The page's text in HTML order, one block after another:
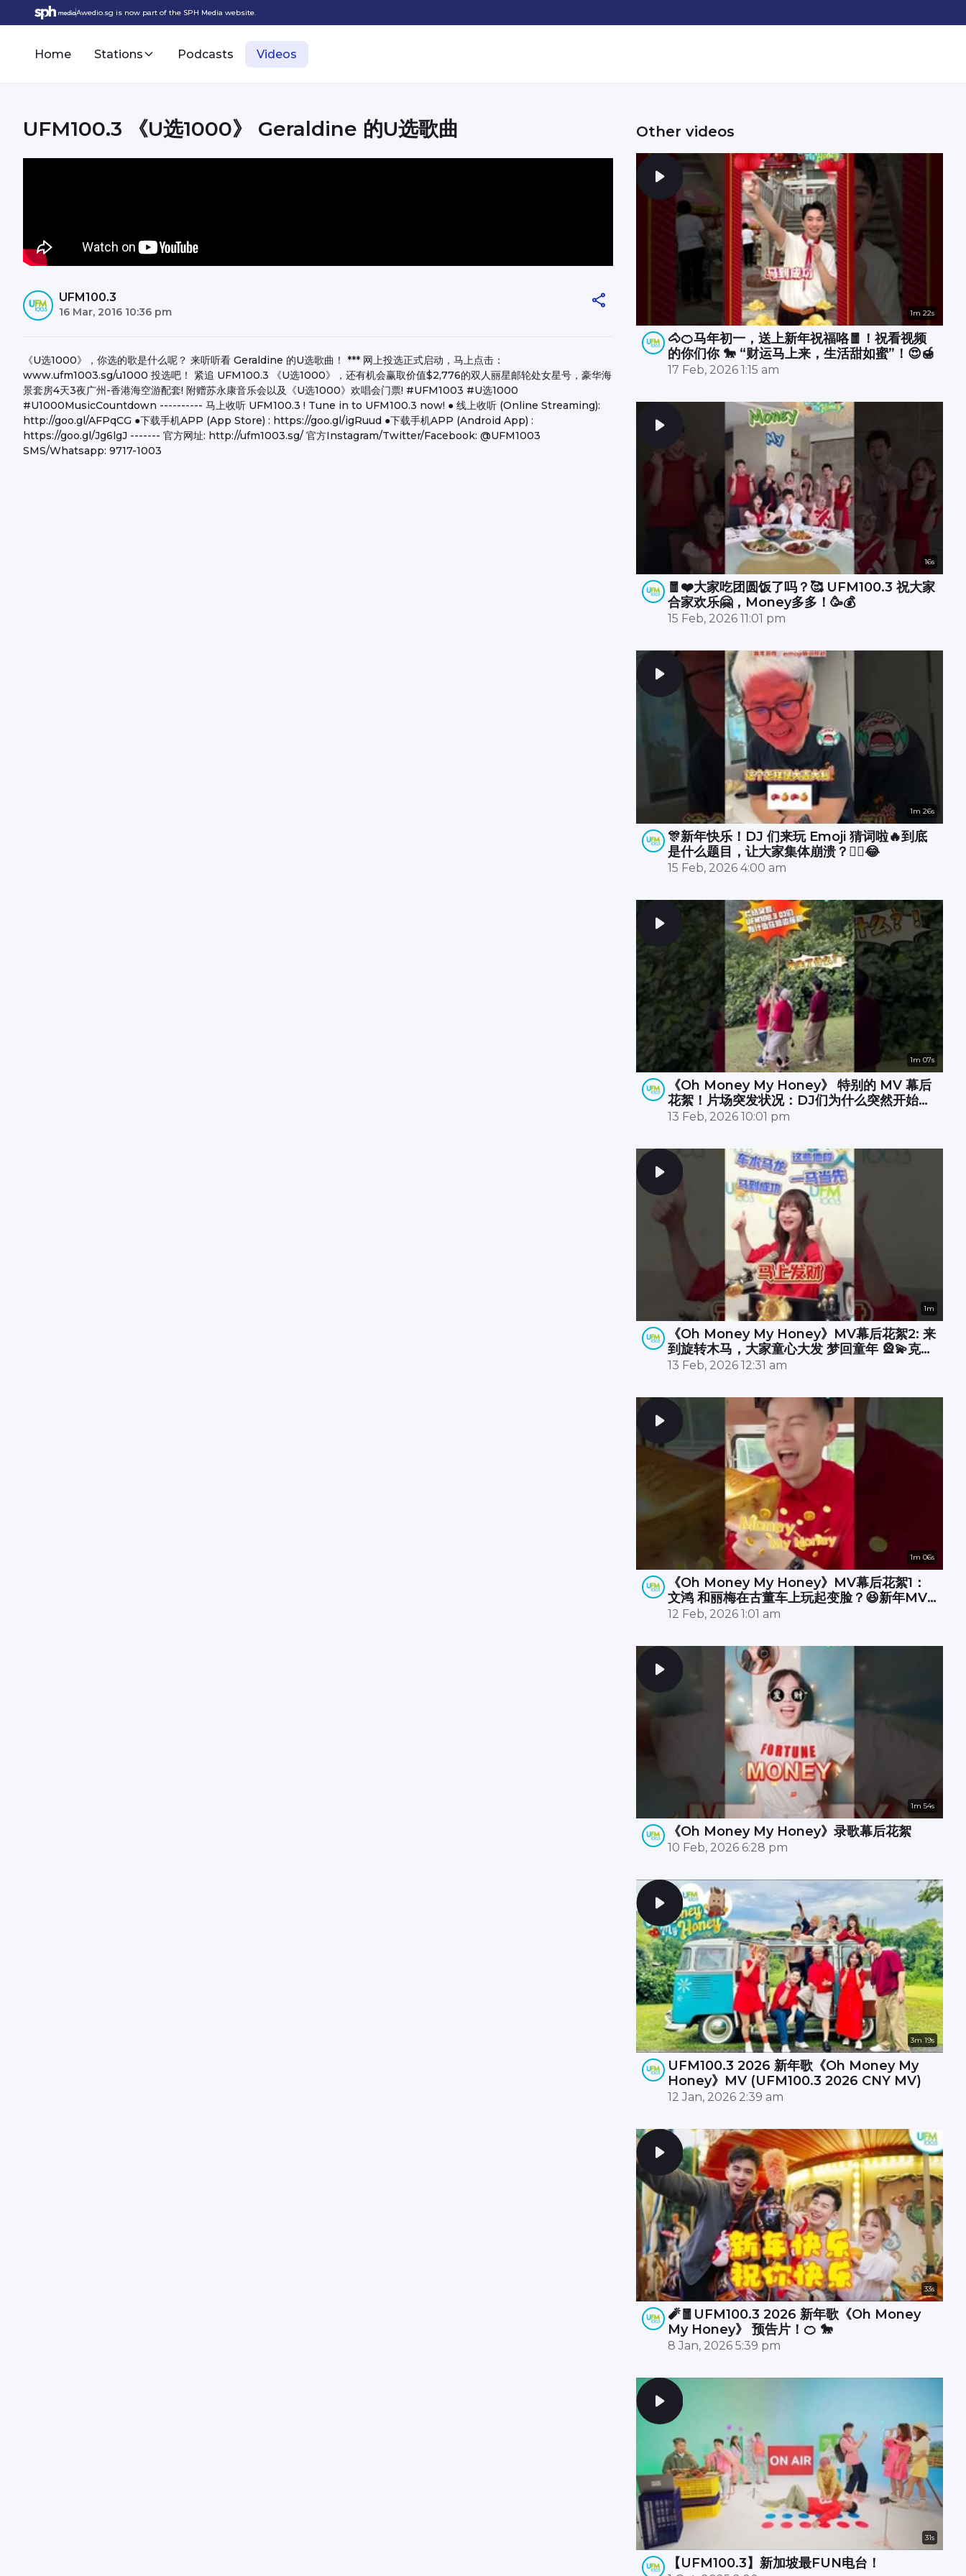
Awedio.sg is now part of the SPH Media website.
Home Stations Podcasts Videos
UFM100.3 《U选1000》 Geraldine 的U选歌曲
UFM100.3
16 Mar, 2016 10:36 pm
《U选1000》，你选的歌是什么呢？ 来听听看 Geraldine 的U选歌曲！ *** 网上投选正式启动，马上点击：
www.ufm1003.sg/u1000 投选吧！ 紧追 UFM100.3 《U选1000》，还有机会赢取价值$2,776的双人丽星邮轮处女星号，豪华海
景套房4天3夜广州-香港海空游配套! 附赠苏永康音乐会以及《U选1000》欢唱会门票! #UFM1003 #U选1000
#U1000MusicCountdown ---------- 马上收听 UFM100.3 ! Tune in to UFM100.3 now! ● 线上收听 (Online Streaming):
http://goo.gl/AFPqCG ●下载手机APP (App Store) : https://goo.gl/igRuud ●下载手机APP (Android App) :
https://goo.gl/Jg6lgJ ------- 官方网址: http://ufm1003.sg/ 官方Instagram/Twitter/Facebook: @UFM1003
SMS/Whatsapp: 9717-1003
Other videos
1m 22s
🐴🍊马年初一，送上新年祝福咯🧧！祝看视频
的你们你 🐎 “财运马上来，生活甜如蜜”！😍🍯
17 Feb, 2026 1:15 am
16s
🧧❤️大家吃团圆饭了吗？🥰 UFM100.3 祝大家
合家欢乐🤗，Money多多！🥳💰
15 Feb, 2026 11:01 pm
1m 26s
🎊新年快乐！DJ 们来玩 Emoji 猜词啦🔥到底
是什么题目，让大家集体崩溃？😵‍💫😂
15 Feb, 2026 4:00 am
1m 07s
《Oh Money My Honey》 特别的 MV 幕后
花絮！片场突发状况：DJ们为什么突然开始摇
树？🌳🤔原来无人机卡树上 🚁💥，大家冒雨☔️
13 Feb, 2026 10:01 pm
1m
《Oh Money My Honey》MV幕后花絮2: 来
到旋转木马，大家童心大发 梦回童年 🎡💫克敏
在直播室酷炫开唱 RAP 🎤🔥承尧和丽梅则拍摄
13 Feb, 2026 12:31 am
1m 06s
《Oh Money My Honey》MV幕后花絮1：
文鸿 和丽梅在古董车上玩起变脸？😆新年MV
拍摄现场还惊现财神爷？！🧧✨
12 Feb, 2026 1:01 am
1m 54s
《Oh Money My Honey》录歌幕后花絮
10 Feb, 2026 6:28 pm
3m 19s
UFM100.3 2026 新年歌《Oh Money My
Honey》MV (UFM100.3 2026 CNY MV)
12 Jan, 2026 2:39 am
33s
🧨🧧UFM100.3 2026 新年歌《Oh Money
My Honey》 预告片！🍊 🐎
8 Jan, 2026 5:39 pm
31s
【UFM100.3】新加坡最FUN电台！